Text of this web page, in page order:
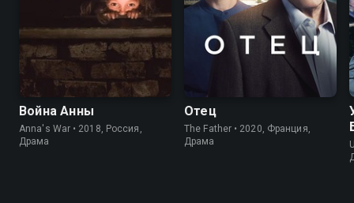
6.9 6.8
Война Анны
Anna's War • 2018, Россия,
Драма
8.3
Отец
The Father • 2020, Франция,
Драма